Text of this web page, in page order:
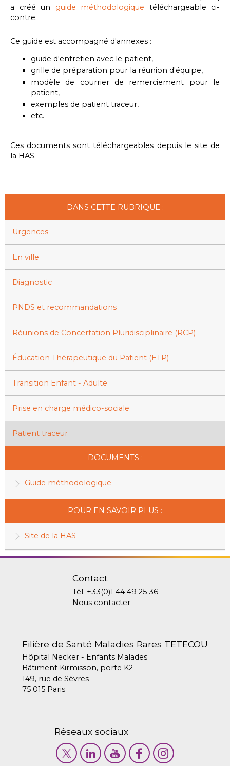
a créé un guide méthodologique téléchargeable ci-
contre.
Ce guide est accompagné d'annexes :
guide d'entretien avec le patient,
grille de préparation pour la réunion d'équipe,
modèle de courrier de remerciement pour le
patient,
exemples de patient traceur,
etc.
Ces documents sont téléchargeables depuis le site de
la HAS.
DANS CETTE RUBRIQUE :
Urgences
En ville
Diagnostic
PNDS et recommandations
Réunions de Concertation Pluridisciplinaire (RCP)
Éducation Thérapeutique du Patient (ETP)
Transition Enfant - Adulte
Prise en charge médico-sociale
Patient traceur
DOCUMENTS :
Guide méthodologique
POUR EN SAVOIR PLUS :
Site de la HAS
Contact
Tél. +33(0)1 44 49 25 36
Nous contacter
Filière de Santé Maladies Rares TETECOU
Hôpital Necker - Enfants Malades
Bâtiment Kirmisson, porte K2
149, rue de Sèvres
75 015 Paris
Réseaux sociaux